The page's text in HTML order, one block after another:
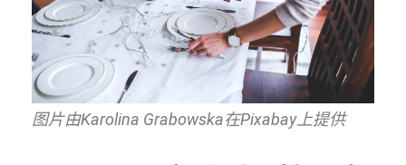
图片由Karolina Grabowska在Pixabay上提供